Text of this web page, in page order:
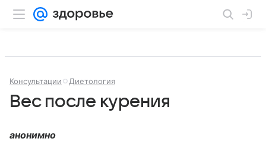
Консультации Диетология
Вес после курения
анонимно